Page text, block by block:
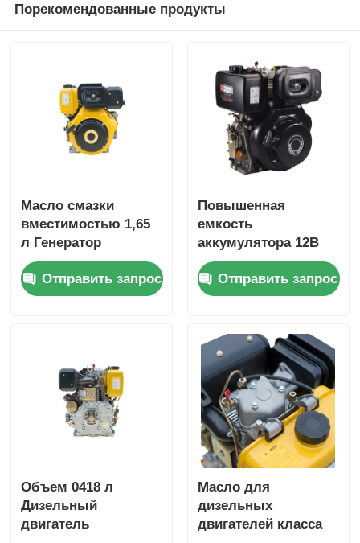
Порекомендованные продукты
Масло смазки
вместимостью 1,65
л Генератор
Дизельный
двигатель
Воздушно-
мощность 6 кВт
Тяжелый генератор
энергии
Отправить запрос
Повышенная
емкость
аккумулятора 12В
36Ач Дизельный
промышленный
двигатель,
общие размеры
420×440×495 мм для
промышленной
мощности
Отправить запрос
Объем 0418 л
Дизельный
двигатель
Масло для
дизельных
двигателей класса